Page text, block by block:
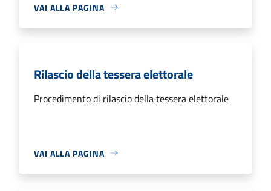
VAI ALLA PAGINA
Rilascio della tessera elettorale
Procedimento di rilascio della tessera elettorale
VAI ALLA PAGINA